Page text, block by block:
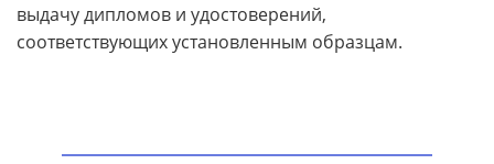
выдачу дипломов и удостоверений,
соответствующих установленным образцам.